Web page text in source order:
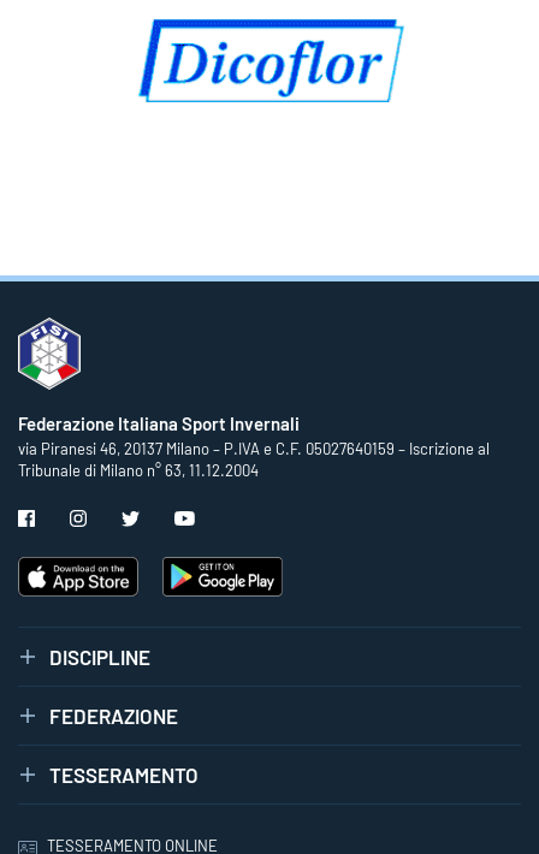
Federazione Italiana Sport Invernali
via Piranesi 46, 20137 Milano – P.IVA e C.F. 05027640159 – Iscrizione al
Tribunale di Milano n° 63, 11.12.2004
DISCIPLINE
FEDERAZIONE
TESSERAMENTO
TESSERAMENTO ONLINE